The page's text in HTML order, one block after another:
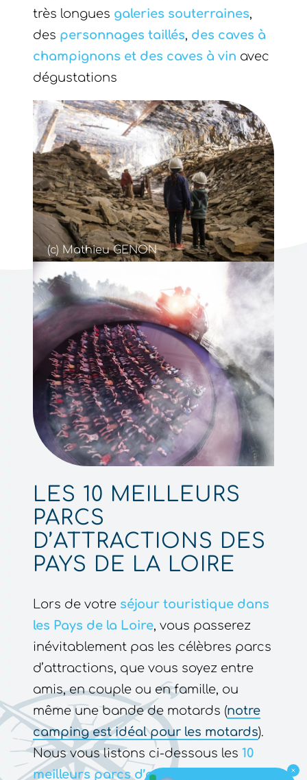
très longues galeries souterraines,
des personnages taillés, des caves à
champignons et des caves à vin avec
dégustations
(c) Mathieu GENON
LES 10 MEILLEURS
PARCS
D’ATTRACTIONS DES
PAYS DE LA LOIRE
Lors de votre séjour touristique dans
les Pays de la Loire, vous passerez
inévitablement pas les célèbres parcs
d’attractions, que vous soyez entre
amis, en couple ou en famille, ou
même une bande de motards (notre
camping est idéal pour les motards).
Nous vous listons ci-dessous les 10
meilleurs parcs d’attractions des